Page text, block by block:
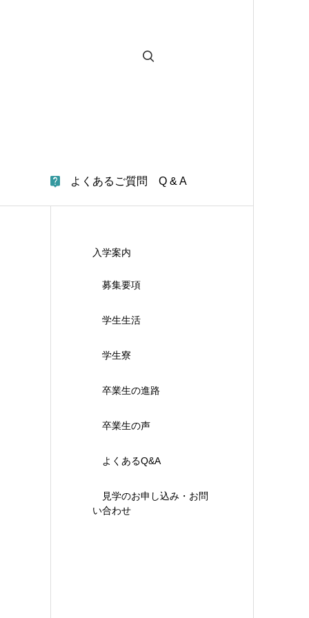
よくあるご質問 Q & A
入学案内
募集要項
学生生活
学生寮
卒業生の進路
卒業生の声
よくあるQ&A
見学のお申し込み・お問
い合わせ